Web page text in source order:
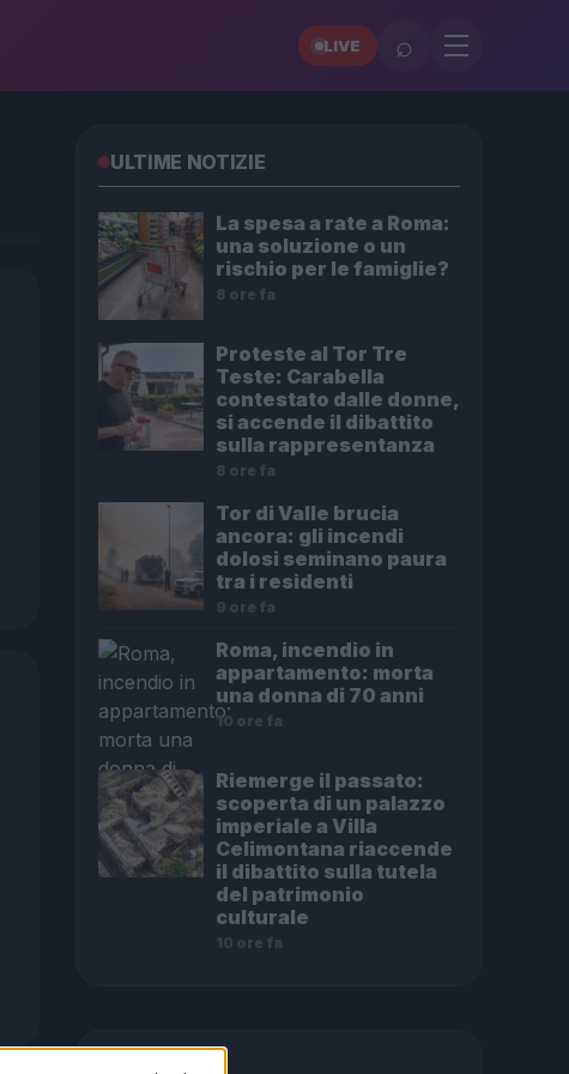
LIVE ⌕
ULTIME NOTIZIE
La spesa a rate a Roma:
una soluzione o un
rischio per le famiglie?
8 ore fa
Proteste al Tor Tre
Teste: Carabella
contestato dalle donne,
si accende il dibattito
sulla rappresentanza
8 ore fa
Tor di Valle brucia
ancora: gli incendi
dolosi seminano paura
tra i residenti
9 ore fa
Roma, incendio in
appartamento: morta
una donna di 70 anni
10 ore fa
Riemerge il passato:
scoperta di un palazzo
imperiale a Villa
Celimontana riaccende
il dibattito sulla tutela
del patrimonio
culturale
10 ore fa
PIÙ LETTE